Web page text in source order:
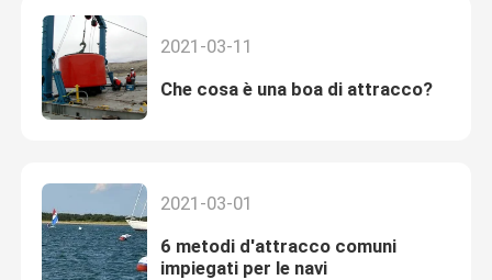
2021-03-11
Che cosa è una boa di attracco?
2021-03-01
6 metodi d'attracco comuni
impiegati per le navi